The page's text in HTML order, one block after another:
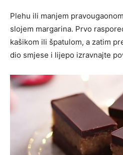
Plehu ili manjem
slojem margarina. Prvo
kašikom ili špatulom, a zatim
dio smjese i lijepo izravnajte